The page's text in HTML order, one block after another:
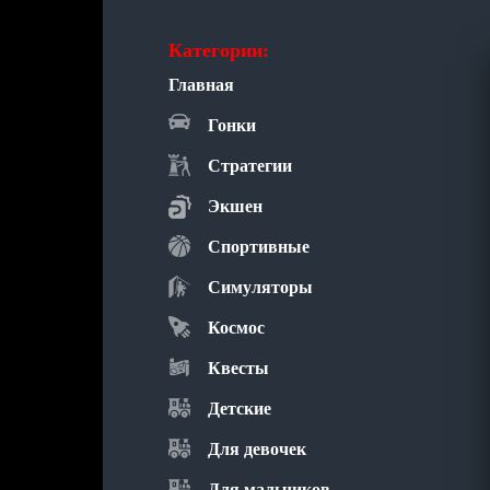
Категории:
Главная
Гонки
Стратегии
Экшен
Спортивные
Симуляторы
Космос
Квесты
Детские
Для девочек